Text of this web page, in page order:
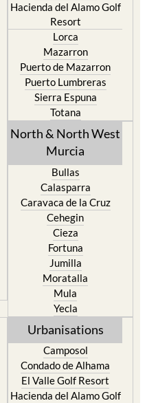
Hacienda del Alamo Golf
Resort
Lorca
Mazarron
Puerto de Mazarron
Puerto Lumbreras
Sierra Espuna
Totana
North & North West
Murcia
Bullas
Calasparra
Caravaca de la Cruz
Cehegin
Cieza
Fortuna
Jumilla
Moratalla
Mula
Yecla
Urbanisations
Camposol
Condado de Alhama
El Valle Golf Resort
Hacienda del Alamo Golf